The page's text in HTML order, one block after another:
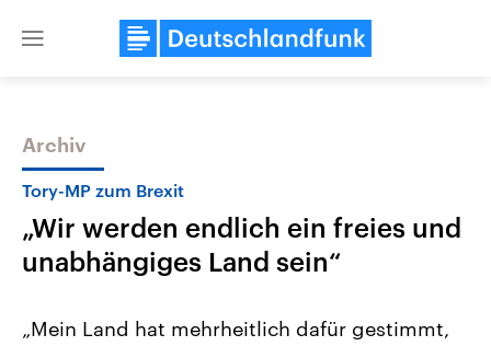
Close
Themen
Archiv
Tory-MP zum Brexit
„Wir werden endlich ein freies und
unabhängiges Land sein“
„Mein Land hat mehrheitlich dafür gestimmt,